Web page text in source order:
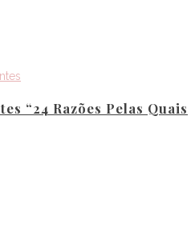
“24 Razões Pelas Quais